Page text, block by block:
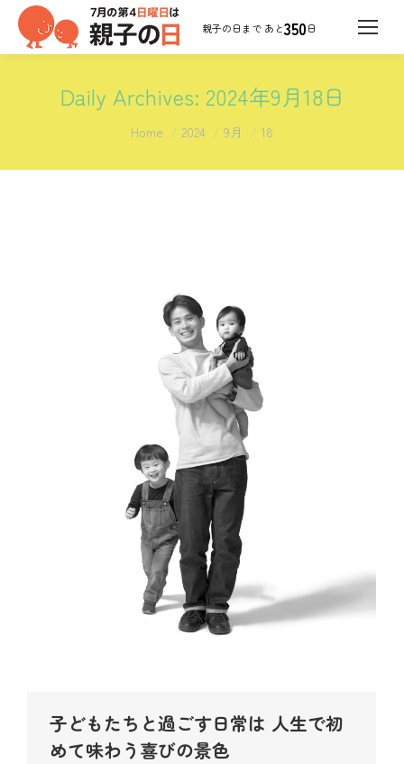
350日
Daily Archives: 2024年9月18日
You are here:
Home 2024 9月 18
子どもたちと過ごす日常は 人生で初
めて味わう喜びの景色